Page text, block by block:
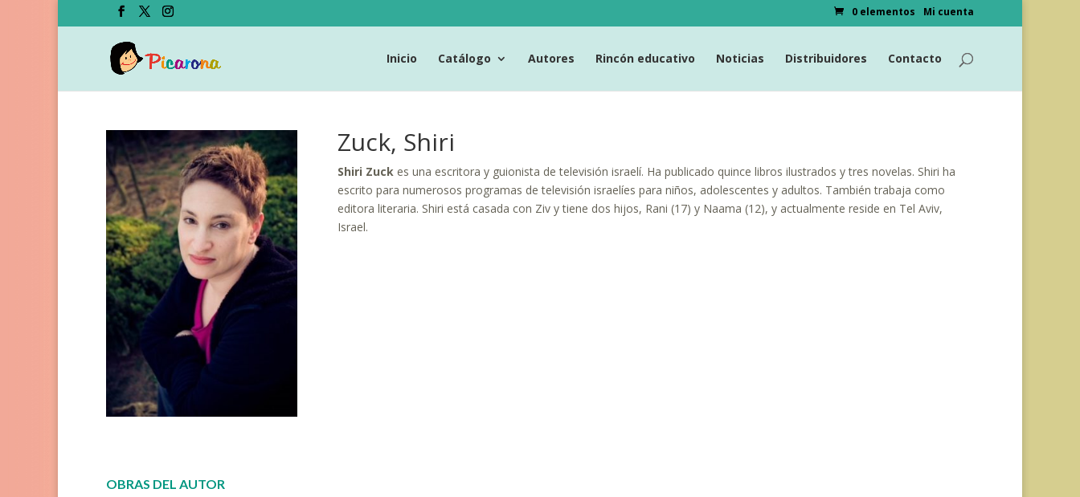
Mi cuenta
0 elementos
Inicio Catálogo Autores Rincón educativo Noticias Distribuidores Contacto
Zuck, Shiri
Shiri Zuckes una escritora y guionista de televisión israelí. Ha publicado quince libros ilustrados y tres novelas. Shiri ha
escrito para numerosos programas de televisión israelíes para niños, adolescentes y adultos. También trabaja como
editora literaria. Shiri está casada con Ziv y tiene dos hijos, Rani (17) y Naama (12), y actualmente reside en Tel Aviv,
Israel.
OBRAS DEL AUTOR